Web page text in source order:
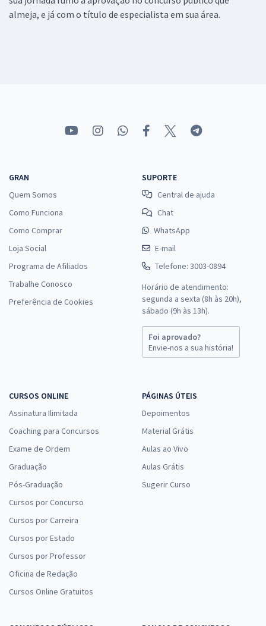
almeja, e já com o título de especialista em sua área.
GRAN
Quem Somos
Como Funciona
Como Comprar
Loja Social
Programa de Afiliados
Trabalhe Conosco
Preferência de Cookies
SUPORTE
Central de ajuda
Chat
WhatsApp
E-mail
Telefone: 3003-0894
Horário de atendimento:
segunda a sexta (8h às 20h),
sábado (9h às 13h).
Foi aprovado?
Envie-nos a sua história!
CURSOS ONLINE
Assinatura Ilimitada
Coaching para Concursos
Exame de Ordem
Graduação
Pós-Graduação
Cursos por Concurso
Cursos por Carreira
Cursos por Estado
Cursos por Professor
Oficina de Redação
Cursos Online Gratuitos
PÁGINAS ÚTEIS
Depoimentos
Material Grátis
Aulas ao Vivo
Aulas Grátis
Sugerir Curso